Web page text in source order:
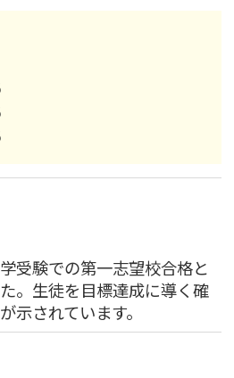
受験での第一志望校合格と
。生徒を目標達成に導く確
示されています。